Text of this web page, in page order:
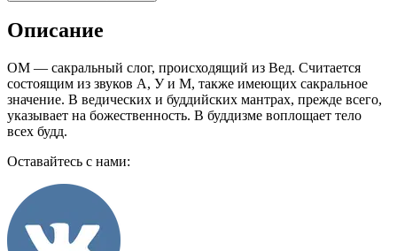
Описание
ОМ — сакральный слог, происходящий из Вед. Считается
состоящим из звуков А, У и М, также имеющих сакральное
значение. В ведических и буддийских мантрах, прежде всего,
указывает на божественность. В буддизме воплощает тело
всех будд.
Оставайтесь с нами: